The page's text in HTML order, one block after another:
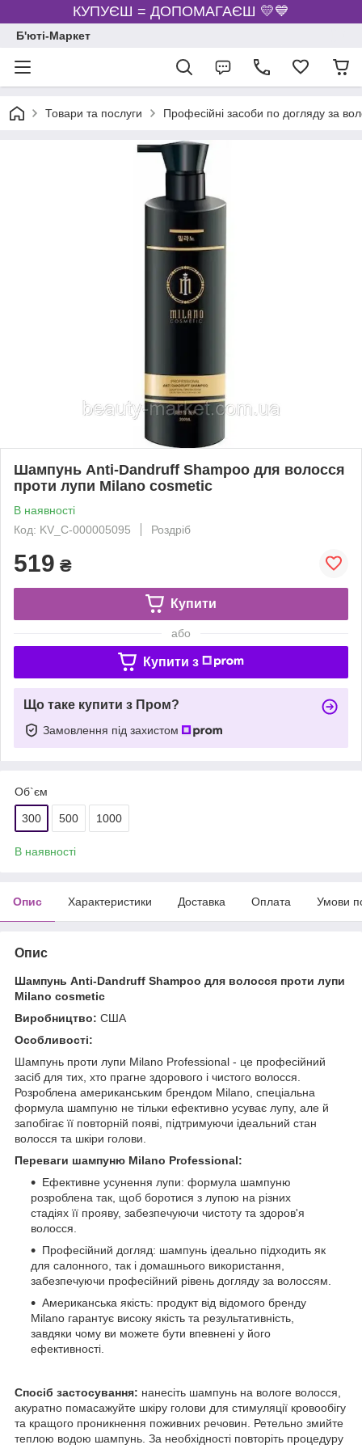
КУПУЄШ = ДОПОМАГАЄШ 💛💙
Б'юті-Маркет
Товари та послуги Професійні засоби по догляду за
Шампунь Anti-Dandruff Shampoo для волосся
проти лупи Milano cosmetic
В наявності
Код: KV_С-000005095
Роздріб
519 ₴
Купити
або
Купити з
Що таке купити з Пром?
Замовлення під захистом
Об`єм
300 500 1000
В наявності
Опис Характеристики Доставка Оплата Умови
Опис
Шампунь Anti-Dandruff Shampoo для волосся проти лупи
Milano cosmetic
Виробництво: США
Особливості:
Шампунь проти лупи Milano Professional - це професійний
засіб для тих, хто прагне здорового і чистого волосся.
Розроблена американським брендом Milano, спеціальна
формула шампуню не тільки ефективно усуває лупу, але й
запобігає її повторній появі, підтримуючи ідеальний стан
волосся та шкіри голови.
Переваги шампуню Milano Professional:
Ефективне усунення лупи: формула шампуню
розроблена так, щоб боротися з лупою на різних
стадіях її прояву, забезпечуючи чистоту та здоров'я
волосся.
Професійний догляд: шампунь ідеально підходить як
для салонного, так і домашнього використання,
забезпечуючи професійний рівень догляду за волоссям.
Американська якість: продукт від відомого бренду
Milano гарантує високу якість та результативність,
завдяки чому ви можете бути впевнені у його
ефективності.
Спосіб застосування: нанесіть шампунь на вологе волосся,
акуратно помасажуйте шкіру голови для стимуляції кровообігу
та кращого проникнення поживних речовин. Ретельно змийте
теплою водою шампунь. За необхідності повторіть процедуру